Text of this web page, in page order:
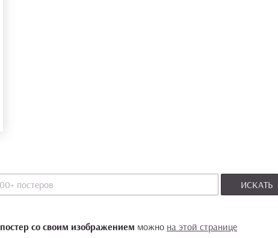
ИСКАТЬ
постер со своим изображением можно на этой странице